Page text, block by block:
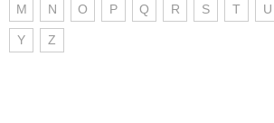
M N O P Q R S T U
Y Z